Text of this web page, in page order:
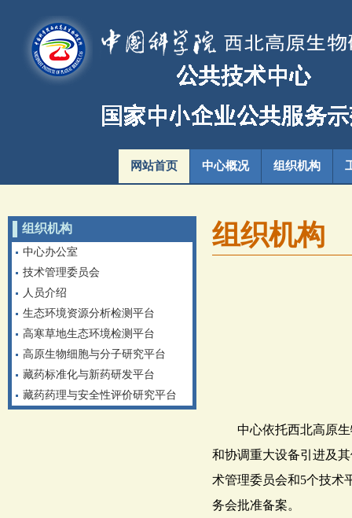
网站首页 中心概况 组织机构
组织机构
中心办公室
技术管理委员会
人员介绍
生态环境资源分析检测平台
高寒草地生态环境检测平台
高原生物细胞与分子研究平台
藏药标准化与新药研发平台
藏药药理与安全性评价研究平台
组织机构
中心依托西北高原生
和协调重大设备引进及
术管理委员会和5个技术
务会批准备案。